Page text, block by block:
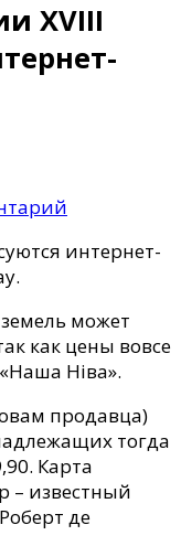
XVIII
XVIII
мировом
интернет-
аукционе
интернет-
может
как цены вовсе
Ніва».
продавца)
тогда
Карта
– известный
де